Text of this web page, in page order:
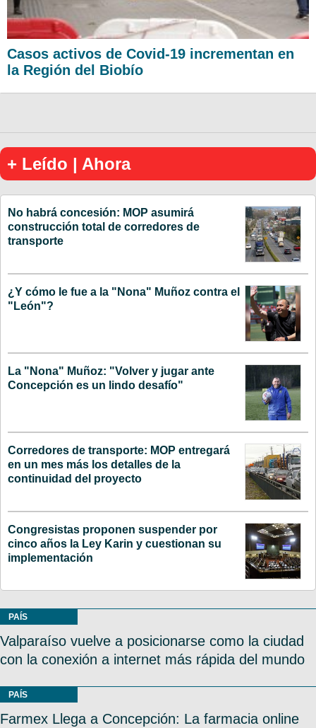
Casos activos de Covid-19 incrementan en
la Región del Biobío
+ Leído | Ahora
No habrá concesión: MOP asumirá
construcción total de corredores de
transporte
¿Y cómo le fue a la "Nona" Muñoz contra el
"León"?
La "Nona" Muñoz: "Volver y jugar ante
Concepción es un lindo desafío"
Corredores de transporte: MOP entregará
en un mes más los detalles de la
continuidad del proyecto
Congresistas proponen suspender por
cinco años la Ley Karin y cuestionan su
implementación
PAÍS
Valparaíso vuelve a posicionarse como la ciudad
con la conexión a internet más rápida del mundo
PAÍS
Farmex Llega a Concepción: La farmacia online